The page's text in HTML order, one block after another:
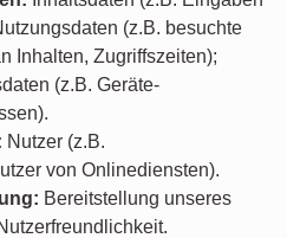
(z.B. besuchte
Inhalten, Zugriffszeiten);
(z.B. Geräte-
Nutzer (z.B.
von Onlinediensten).
Bereitstellung unseres